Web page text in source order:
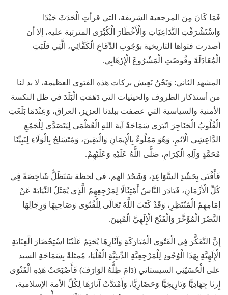
فَمَا كَانَ مِنَ المرجعية الشريفة، التي قرأتِ الْحَدَثَ جَيْدًا
وَاسْتَشْرَفْتِ التَّدَاعِيَاتِ وَالْأَخْطَارَ الْكُبْرَى المترتبة عليه، إلا أن
أصدرت فتواها التاريخية بوُجُوبِ الدِّفَاعِ الْكَفَّائِي، الَّتِي قلَبَتِ
الْمُعَادَلَةَ وقُوضَتِ الْمَشْرُوعَ الْإِرْهَابِي.
المشهد الثاني: وَنَحْنُ نَعِيش بركات هذه الفتوى العظيمة، لا بد لنا
من أستذكار الظروف والحيثيات التي دَهَمَتِ الْبَلَدَ في ظل النكسة
الأمنية والسياسية التي عصفت ببلدنا العزيز، العراق، وَعِنْدَمَا بَلَغَتِ
الْقُلُوبُ الْحَنَاجِرَ انْبَرَى سَمَاحَةُ آية اللهِ الْعُظْمَى لِيَتَصَدَّى لِلْجَمْعِ
الدَّاعِشِي الْآثمِ، وَهُوَ مَمْلُوءٌ بِالْإِيمَانِ وَالْيَقِينَ، وَمُتَسَلحُ بِالْوَلَاءِ لِنَبِيِّنَا
مُحَمَّدٍ وَآلِهِ الْكِرَامِ، صَلَّى اللَّهُ عَلَيْهِ وَعَلَيْهِمْ.
فَأَفْتَى بِحَشْدِ السَّوَاعِدِ، وَشَحْذ الهم، في لحظة سَتَظَلُّ شَاخِصَةً فِي
كُلِّ الْأَزْمَانِ، فَبَادَرَ النَّاسُ أَمْتِثَالًا لِمَرْجِعِهِمُ الَّذِي يُمَثَلُ النِّيَابَةَ عَنْ
إمَامِهِمُ الْمُنْتَظِرِ، وَقَدْ كَتَبَ اللَّهُ تَعَالَى لِلْفُتُوَى وَصَاحِبِهَا وَرِجَالِهَا
النَّصْرَ الْمُؤَخَّرَ وَالْفَتْحَ الْإِلَهِيَّ الْمُبِينَ.
إِنَّ التَّفَكَّرَ فِي الْفَتْوَى الْمُبَارَكَةِ وَآثَارِهَا يُحَتِمُ عَلَيْنَا اسْتِحْضَارَ الْعِنَايَةِ
الْإِلَهِيَّةِ بِهَذَا الْوُجُودِ لِلْمَرْجِعِيَّةِ الدِّينِيَّةِ الْعُلْيَا، مُمثلةً بِسَمَاحَةِ السيد
على الْحُسَيْنِي السيستاني (دَامَ ظِلُّهُ الوَارَفَ) فَأَصْبَحَتْ هَذِهِ الْفَتْوَى
إِرثا جِهَادِيًّا وَتَارِيخِيًّا وَحَضَارِيًّا، وَأَمْتَدَّتْ آثارُهَا لِكُلِّ الأمة الإسلامية،